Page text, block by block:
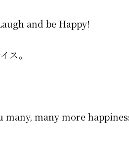
and be Happy!
ス。
many, many more